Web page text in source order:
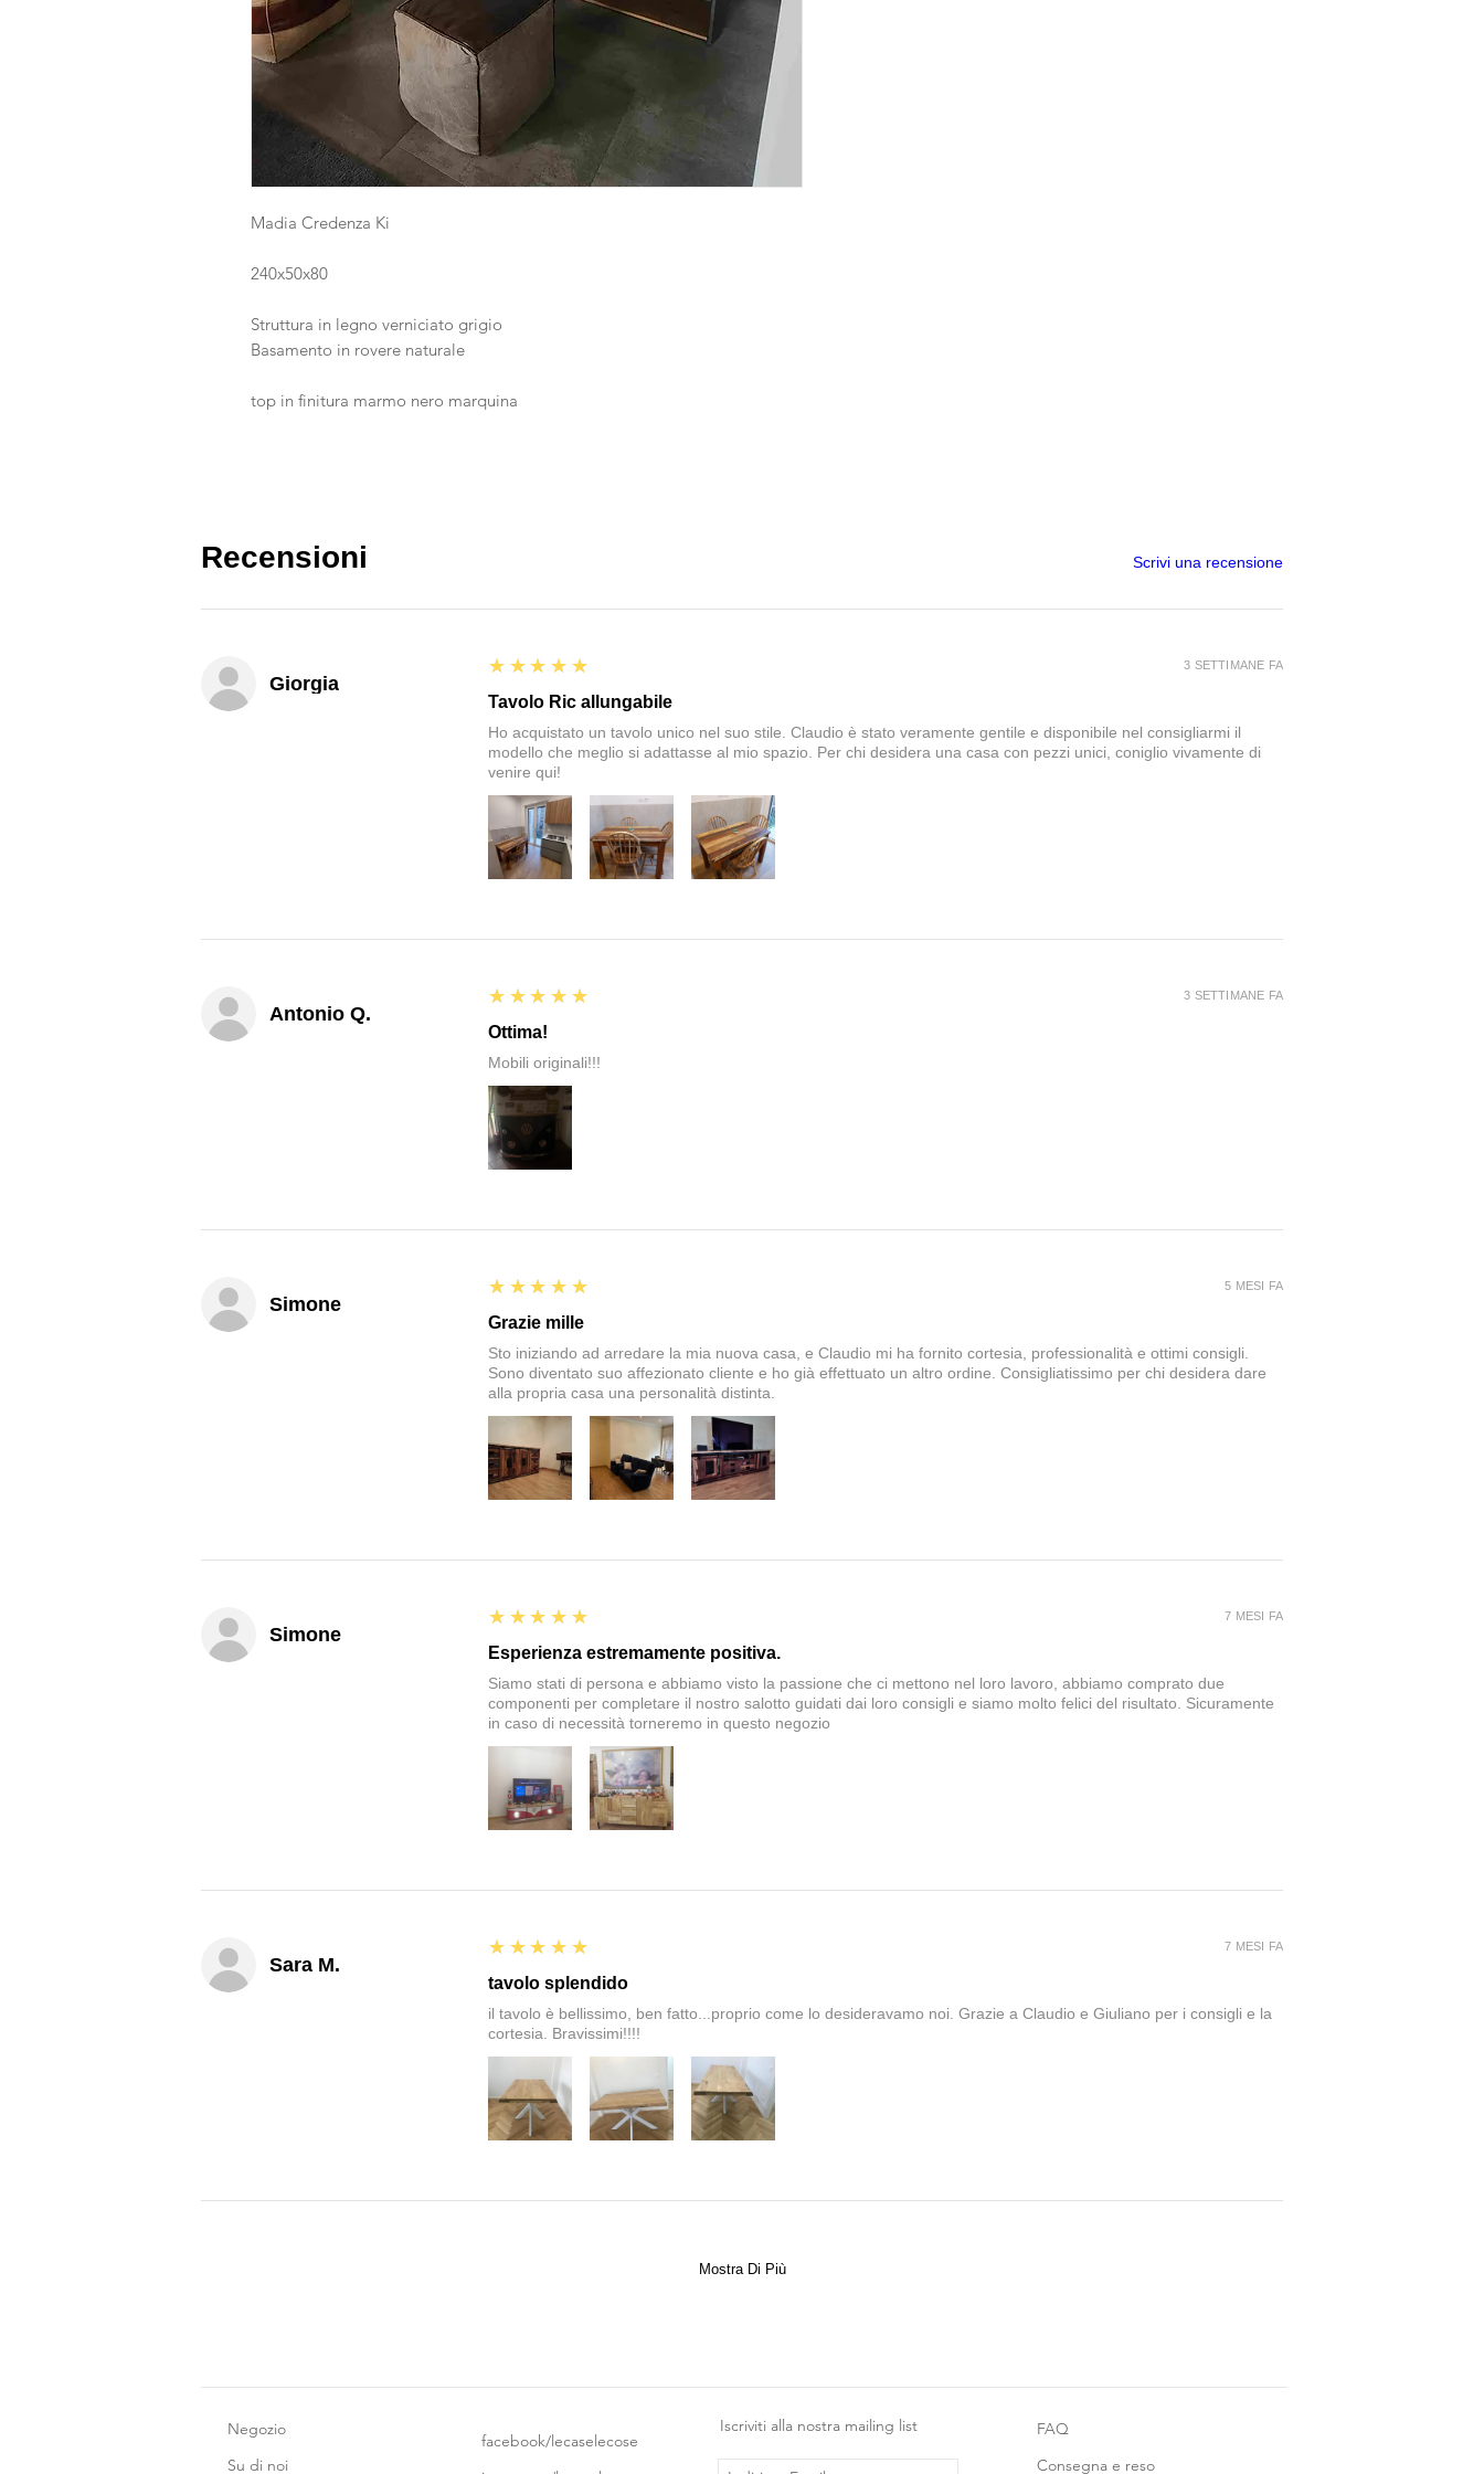
Madia Credenza Ki
240x50x80
Struttura in legno verniciato grigio
Basamento in rovere naturale
top in finitura marmo nero marquina
Recensioni Scrivi una recensione
Giorgia
5
★★★★★
Tavolo Ric allungabile
Ho acquistato un tavolo unico nel suo stile. Claudio è stato veramente gentile e disponibile nel consigliarmi il
modello che meglio si adattasse al mio spazio. Per chi desidera una casa con pezzi unici, coniglio vivamente di
venire qui!
3 SETTIMANE FA
Antonio Q.
5
★★★★★
Ottima!
Mobili originali!!!
3 SETTIMANE FA
Simone
5
★★★★★
Grazie mille
Sto iniziando ad arredare la mia nuova casa, e Claudio mi ha fornito cortesia, professionalità e ottimi consigli.
Sono diventato suo affezionato cliente e ho già effettuato un altro ordine. Consigliatissimo per chi desidera dare
alla propria casa una personalità distinta.
5 MESI FA
Simone
5
★★★★★
Esperienza estremamente positiva.
Siamo stati di persona e abbiamo visto la passione che ci mettono nel loro lavoro, abbiamo comprato due
componenti per completare il nostro salotto guidati dai loro consigli e siamo molto felici del risultato. Sicuramente
in caso di necessità torneremo in questo negozio
7 MESI FA
Sara M.
5
★★★★★
tavolo splendido
il tavolo è bellissimo, ben fatto...proprio come lo desideravamo noi. Grazie a Claudio e Giuliano per i consigli e la
cortesia. Bravissimi!!!!
7 MESI FA
Mostra Di Più
Negozio
Su di noi
facebook/lecaselecose
Iscriviti alla nostra mailing list
FAQ
Consegna e reso